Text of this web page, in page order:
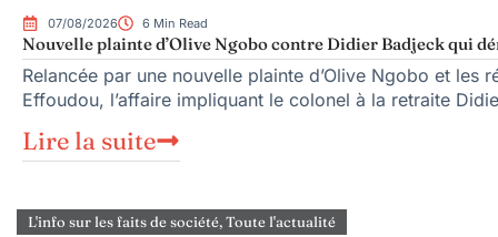
07/08/2026 6 Min Read
Nouvelle plainte d’Olive Ngobo contre Didier Badjeck qui
Relancée par une nouvelle plainte d’Olive Ngobo et les
Effoudou, l’affaire impliquant le colonel à la retraite
Lire la suite
L'info sur les faits de société,Toute l'actualité